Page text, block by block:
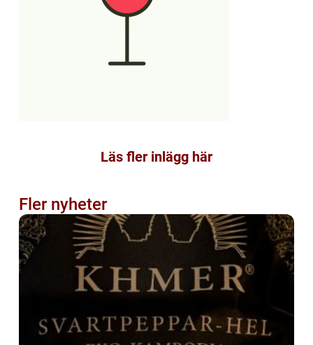
Läs fler inlägg här
Fler nyheter